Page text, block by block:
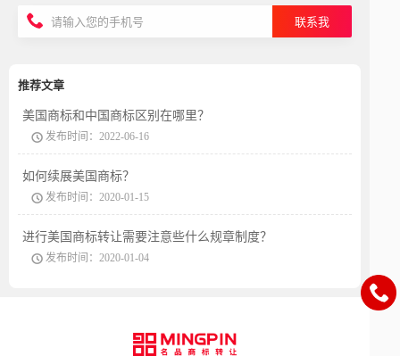
联系我
推荐文章
美国商标和中国商标区别在哪里？
发布时间：2022-06-16
如何续展美国商标？
发布时间：2020-01-15
进行美国商标转让需要注意些什么规章制度？
发布时间：2020-01-04